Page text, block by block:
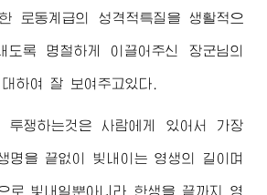
로동계급의 성격적특질을 생활적으
도록 명철하게 이끌어주신 장군님 의
하여 잘 보여주고있다.
투쟁하는것은 사람에게 있어서 가장
명을 끝없이 빛내이는 영생의 길이며
로 빛내일뿐아니라 한생을 끝까지 영